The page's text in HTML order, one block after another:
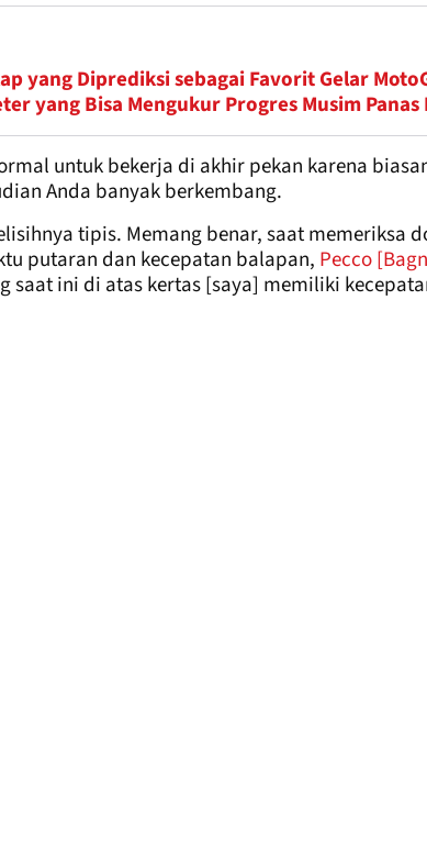
yang Diprediksi sebagai Favorit Gelar
yang Bisa Mengukur Progres Musim
untuk bekerja di akhir pekan karena
Anda banyak berkembang.
tipis. Memang benar, saat memeriksa
putaran dan kecepatan balapan, Pecco
saat ini di atas kertas [saya] memiliki